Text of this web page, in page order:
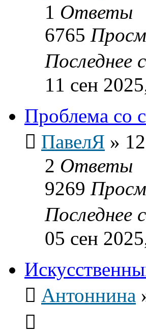
1 Ответы
6765
Последнее
11 сен
Проблема со
ПавелЯ »
2 Ответы
9269
Последнее
05 сен
Антоннина